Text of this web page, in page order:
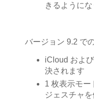
きるように
バージョン 9.2 で
iCloud およ
決されます
1 枚表示モー
ジェスチャ